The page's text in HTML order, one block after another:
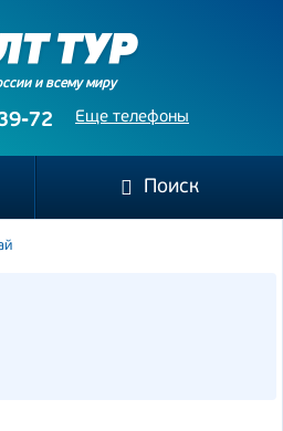
и всему миру
Еще телефоны
72
Поиск